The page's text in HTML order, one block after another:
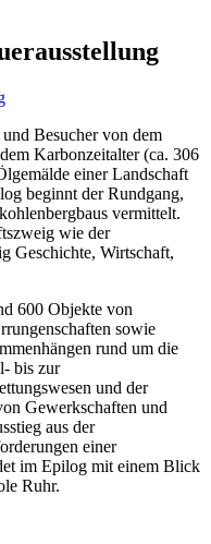
Besucher von dem
Karbonzeitalter (ca. 306
einer Landschaft
beginnt der Rundgang,
vermittelt.
wie der
Geschichte, Wirtschaft,
600 Objekte von
sowie
rund um die
bis zur
und der
Gewerkschaften und
aus der
einer
im Epilog mit einem Blick
Ruhr.